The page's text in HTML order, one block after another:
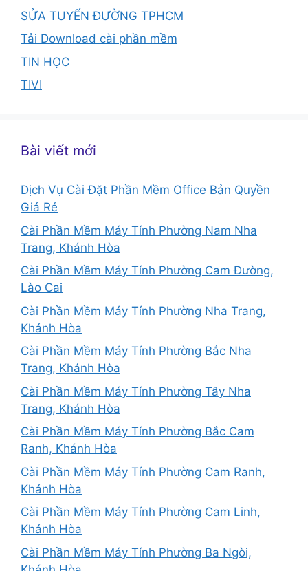
SỬA TUYẾN ĐƯỜNG TPHCM
Tải Download cài phần mềm
TIN HỌC
TIVI
Bài viết mới
Dịch Vụ Cài Đặt Phần Mềm Office Bản Quyền
Giá Rẻ
Cài Phần Mềm Máy Tính Phường Nam Nha
Trang, Khánh Hòa
Cài Phần Mềm Máy Tính Phường Cam Đường,
Lào Cai
Cài Phần Mềm Máy Tính Phường Nha Trang,
Khánh Hòa
Cài Phần Mềm Máy Tính Phường Bắc Nha
Trang, Khánh Hòa
Cài Phần Mềm Máy Tính Phường Tây Nha
Trang, Khánh Hòa
Cài Phần Mềm Máy Tính Phường Bắc Cam
Ranh, Khánh Hòa
Cài Phần Mềm Máy Tính Phường Cam Ranh,
Khánh Hòa
Cài Phần Mềm Máy Tính Phường Cam Linh,
Khánh Hòa
Cài Phần Mềm Máy Tính Phường Ba Ngòi,